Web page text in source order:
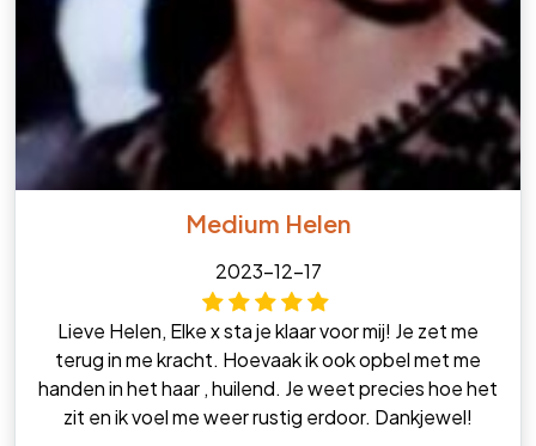
Medium Helen
2023-12-17
Lieve Helen, Elke x sta je klaar voor mij! Je zet me
terug in me kracht. Hoevaak ik ook opbel met me
handen in het haar , huilend. Je weet precies hoe het
zit en ik voel me weer rustig erdoor. Dankjewel!